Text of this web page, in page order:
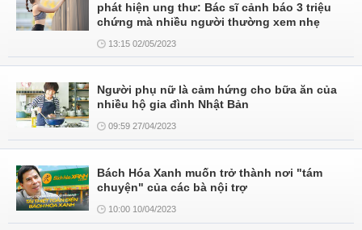
phát hiện ung thư: Bác sĩ cảnh báo 3 triệu
chứng mà nhiều người thường xem nhẹ
13:15 02/05/2023
Người phụ nữ là cảm hứng cho bữa ăn của
nhiều hộ gia đình Nhật Bản
09:59 27/04/2023
Bách Hóa Xanh muốn trở thành nơi "tám
chuyện" của các bà nội trợ
10:00 10/04/2023